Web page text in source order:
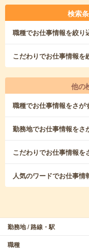
検索
職種でお仕事情報を絞り
こだわりでお仕事情報を
他の
職種でお仕事情報をさが
勤務地でお仕事情報をさ
こだわりでお仕事情報を
人気のワードでお仕事情
勤務地 / 路線・駅
職種